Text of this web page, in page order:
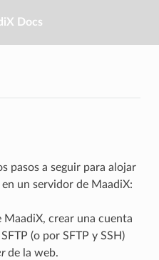
Docs
pasos a seguir para alojar
un servidor de MaadiX:
MaadiX, crear una cuenta
(o por SFTP y SSH)
de la web.